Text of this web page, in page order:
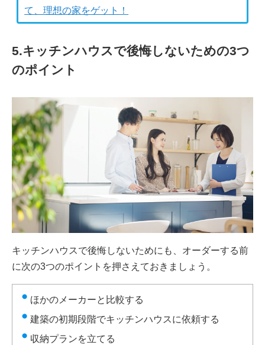
て、理想の家をゲット！
5.キッチンハウスで後悔しないための3つ
のポイント
キッチンハウスで後悔しないためにも、オーダーする前
に次の3つのポイントを押さえておきましょう。
ほかのメーカーと比較する
建築の初期段階でキッチンハウスに依頼する
収納プランを立てる